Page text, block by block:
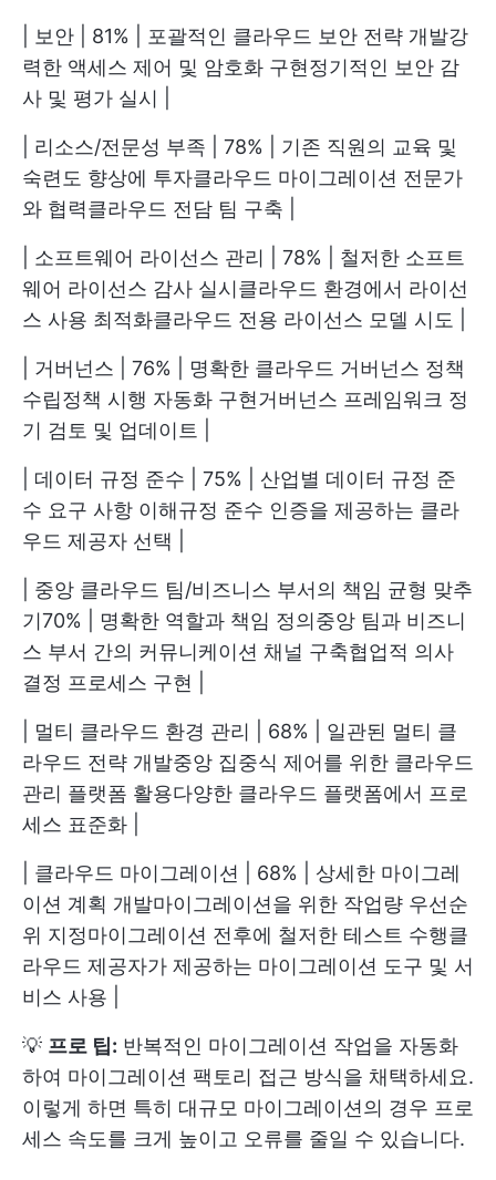
| 보안 | 81% | 포괄적인 클라우드 보안 전략 개발강
력한 액세스 제어 및 암호화 구현정기적인 보안 감
사 및 평가 실시 |
| 리소스/전문성 부족 | 78% | 기존 직원의 교육 및
숙련도 향상에 투자클라우드 마이그레이션 전문가
와 협력클라우드 전담 팀 구축 |
| 소프트웨어 라이선스 관리 | 78% | 철저한 소프트
웨어 라이선스 감사 실시클라우드 환경에서 라이선
스 사용 최적화클라우드 전용 라이선스 모델 시도 |
| 거버넌스 | 76% | 명확한 클라우드 거버넌스 정책
수립정책 시행 자동화 구현거버넌스 프레임워크 정
기 검토 및 업데이트 |
| 데이터 규정 준수 | 75% | 산업별 데이터 규정 준
수 요구 사항 이해규정 준수 인증을 제공하는 클라
우드 제공자 선택 |
| 중앙 클라우드 팀/비즈니스 부서의 책임 균형 맞추
기70% | 명확한 역할과 책임 정의중앙 팀과 비즈니
스 부서 간의 커뮤니케이션 채널 구축협업적 의사
결정 프로세스 구현 |
| 멀티 클라우드 환경 관리 | 68% | 일관된 멀티 클
라우드 전략 개발중앙 집중식 제어를 위한 클라우드
관리 플랫폼 활용다양한 클라우드 플랫폼에서 프로
세스 표준화 |
| 클라우드 마이그레이션 | 68% | 상세한 마이그레
이션 계획 개발마이그레이션을 위한 작업량 우선순
위 지정마이그레이션 전후에 철저한 테스트 수행클
라우드 제공자가 제공하는 마이그레이션 도구 및 서
비스 사용 |
💡 프로 팁: 반복적인 마이그레이션 작업을 자동화
하여 마이그레이션 팩토리 접근 방식을 채택하세요.
이렇게 하면 특히 대규모 마이그레이션의 경우 프로
세스 속도를 크게 높이고 오류를 줄일 수 있습니다.